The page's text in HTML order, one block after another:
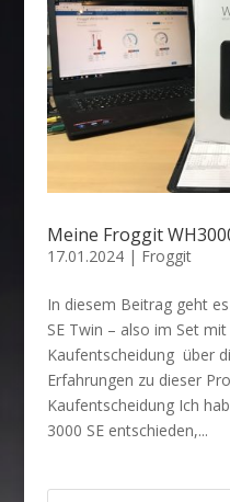
Meine Froggit
17.01.2024| Froggit
In diesem Beitrag geht
SE Twin – also im Set
Kaufentscheidung über
Erfahrungen zu dieser
Kaufentscheidung Ich
3000 SE entschieden,...